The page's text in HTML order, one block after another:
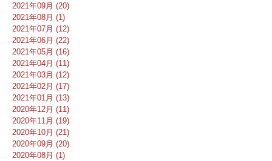
2021年09月 (20)
2021年08月 (1)
2021年07月 (12)
2021年06月 (22)
2021年05月 (16)
2021年04月 (11)
2021年03月 (12)
2021年02月 (17)
2021年01月 (13)
2020年12月 (11)
2020年11月 (19)
2020年10月 (21)
2020年09月 (20)
2020年08月 (1)